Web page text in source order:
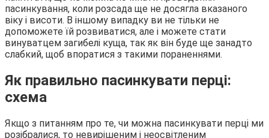
пасинкування, коли розсада ще не досягла вказаного
віку і висоти. В іншому випадку ви не тільки не
допоможете їй розвиватися, але і можете стати
винуватцем загибелі куща, так як він буде ще занадто
слабкий, щоб впоратися з такими пораненнями.
Як правильно пасинкувати перці:
схема
Якщо з питанням про те, чи можна пасинкувати перці ми
розібралися, то невирішеним і неосвітленим